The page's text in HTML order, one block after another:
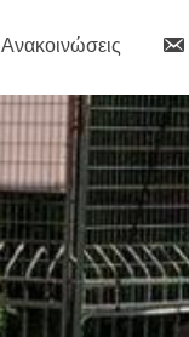
Ανακοινώσεις